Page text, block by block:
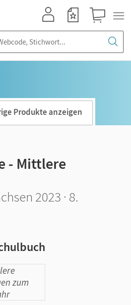
Produkte anzeigen
- Mittlere
2023 · 8.